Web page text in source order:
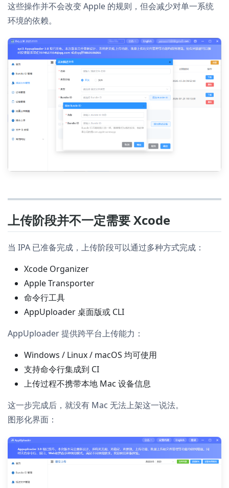
这些操作并不会改变 Apple 的规则，但会减少对单一系统
环境的依赖。
上传阶段并不一定需要 Xcode
当 IPA 已准备完成，上传阶段可以通过多种方式完成：
Xcode Organizer
Apple Transporter
命令行工具
AppUploader 桌面版或 CLI
AppUploader 提供跨平台上传能力：
Windows / Linux / macOS 均可使用
支持命令行集成到 CI
上传过程不携带本地 Mac 设备信息
这一步完成后，就没有 Mac 无法上架这一说法。
图形化界面：